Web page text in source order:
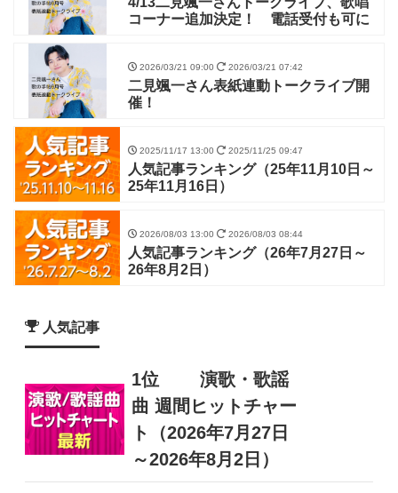
コーナー追加決定！ 電話受付も可に
2026/03/21 09:00 2026/03/21 07:42
二見颯一さん表紙連動トークライブ開
催！
2025/11/17 13:00 2025/11/25 09:47
人気記事ランキング（25年11月10日～
25年11月16日）
2026/08/03 13:00 2026/08/03 08:44
人気記事ランキング（26年7月27日～
26年8月2日）
人気記事
1位
演歌・歌謡
曲 週間ヒットチャー
ト（2026年7月27日
～2026年8月2日）